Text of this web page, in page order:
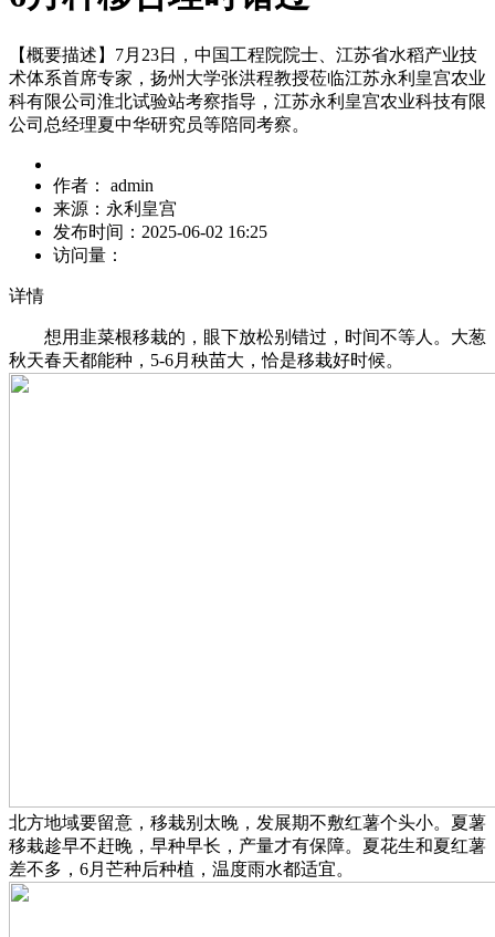
【概要描述】 7月23日，中国工程院院士、江苏省水稻产业技
术体系首席专家，扬州大学张洪程教授莅临江苏永利皇宫农业
科有限公司淮北试验站考察指导，江苏永利皇宫农业科技有限
公司总经理夏中华研究员等陪同考察。
作者：
admin
来源： 永利皇宫
发布时间： 2025-06-02 16:25
访问量：
详情
想用韭菜根移栽的，眼下放松别错过，时间不等人。大葱
秋天春天都能种，5-6月秧苗大，恰是移栽好时候。
北方地域要留意，移栽别太晚，发展期不敷红薯个头小。夏薯
移栽趁早不赶晚，早种早长，产量才有保障。夏花生和夏红薯
差不多，6月芒种后种植，温度雨水都适宜。